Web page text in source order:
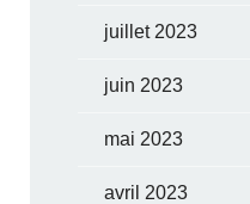
juillet 2023
juin 2023
mai 2023
avril 2023